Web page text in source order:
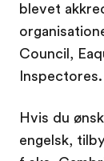
blevet
Council,
Inspectores.
Hvis du
engelsk,